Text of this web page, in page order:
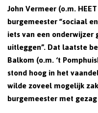
John Vermeer (o.m.
burgemeester “sociaal
iets van een
uitleggen”. Dat laatste
Balkom (o.m. ‘t
stond hoog in het
wilde zoveel mogelijk
burgemeester met